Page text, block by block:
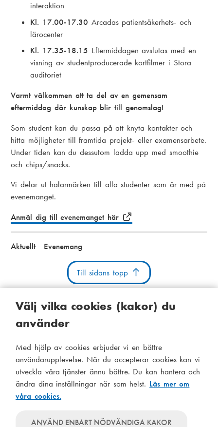
Välj vilka cookies (kakor) du
använder
Med hjälp av cookies erbjuder vi en bättre
användarupplevelse. När du accepterar cookies kan vi
utveckla våra tjänster ännu bättre. Du kan hantera och
ändra dina inställningar när som helst. Läs mer om
våra cookies.
ANVÄND ENBART NÖDVÄNDIGA KAKOR
interaktion
Kl. 17.00-17.30 Arcadas patientsäkerhets- och
lärocenter
Kl. 17.35-18.15 Eftermiddagen avslutas med en
visning av studentproducerade kortfilmer i Stora
auditoriet
Varmt välkommen att ta del av en gemensam
eftermiddag där kunskap blir till genomslag!
Som student kan du passa på att knyta kontakter och
hitta möjligheter till framtida projekt- eller examensarbete.
Under tiden kan du dessutom ladda upp med smoothie
och chips/snacks.
Vi delar ut halarmärken till alla studenter som är med på
evenemanget.
Anmäl dig till evenemanget här
Aktuellt Evenemang
Till sidans topp
S
d
Tema
Temat
Temat